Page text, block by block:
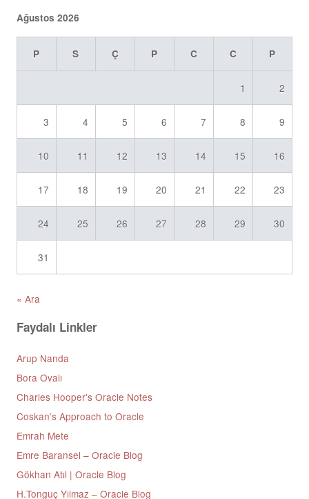
Ağustos 2026
P S Ç P C C P
1 2
3 4 5 6 7 8 9
10 11 12 13 14 15 16
17 18 19 20 21 22 23
24 25 26 27 28 29 30
31
« Ara
Faydalı Linkler
Arup Nanda
Bora Ovalı
Charles Hooper's Oracle Notes
Coskan’s Approach to Oracle
Emrah Mete
Emre Baransel – Oracle Blog
Gökhan Atıl | Oracle Blog
H.Tonguç Yılmaz – Oracle Blog